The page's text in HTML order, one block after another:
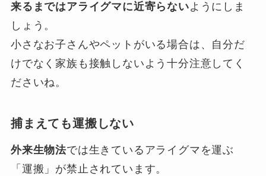
来るまではアライグマに近寄らないようにしま
しょう。
小さなお子さんやペットがいる場合は、自分だ
けでなく家族も接触しないよう十分注意してく
ださいね。
捕まえても運搬しない
外来生物法では生きているアライグマを運ぶ
「運搬」が禁止されています。